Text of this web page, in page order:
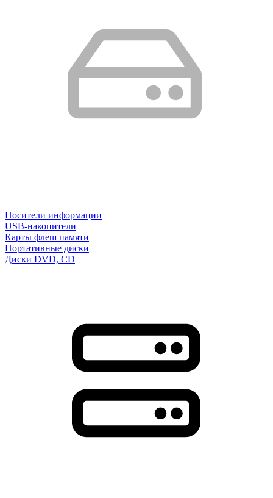
Носители информации
USB-накопители
Карты флеш памяти
Портативные диски
Диски DVD, CD